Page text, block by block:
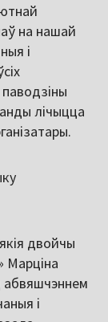
на нашай
і
лічыцца
двойчы
Марціна
абвяшчэннем
і